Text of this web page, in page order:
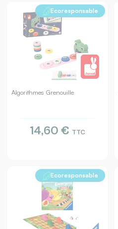
Algorithmes Grenouille
Ecoresponsable
14,60 € TTC
Ecoresponsable